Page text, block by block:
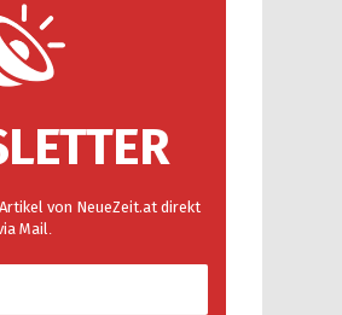
von NeueZeit.at direkt
Mail.